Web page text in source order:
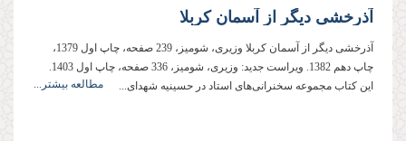
آذرخشى دیگر از آسمان كربلا
آذرخشى دیگر از آسمان كربلا وزیری، شومیز، 239 صفحه، چاپ اول 1379،
چاپ دهم 1382. ویراست جدید: وزیری، شومیز، 336 صفحه، چاپ اول 1403.
این كتاب مجموعه سخنرانى‌هاى استاد در حسینیه شهداى...
مطالعه بیشتر...